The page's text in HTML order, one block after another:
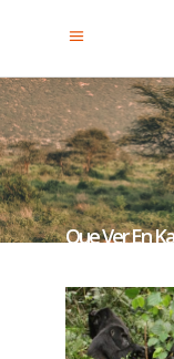
Que Ver En
Jinja, Kisoro,